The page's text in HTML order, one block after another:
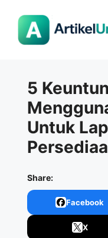
5
Untuk
Share:
Facebook
X